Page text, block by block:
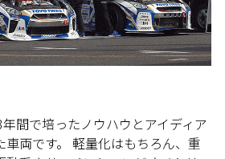
間で培ったノウハウとアイディア
車両です。 軽量化はもちろん、重